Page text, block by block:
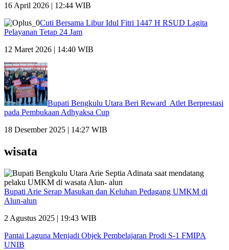
16 April 2026 | 12:44 WIB
Cuti Bersama Libur Idul Fitri 1447 H RSUD Lagita
Pelayanan Tetap 24 Jam
12 Maret 2026 | 14:40 WIB
Bupati Bengkulu Utara Beri Reward Atlet Berprestasi
pada Pembukaan Adhyaksa Cup
18 Desember 2025 | 14:27 WIB
wisata
Bupati Arie Serap Masukan dan Keluhan Pedagang UMKM di
Alun-alun
2 Agustus 2025 | 19:43 WIB
Pantai Laguna Menjadi Objek Pembelajaran Prodi S-1 FMIPA
UNIB